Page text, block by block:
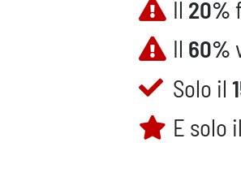
Il 20%
Il 60%
Solo il
E solo il